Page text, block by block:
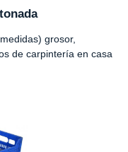
grosor,
de carpintería en casa